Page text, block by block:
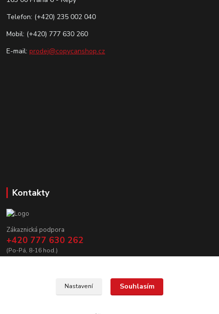
Telefon: (+420) 235 002 040
Mobil: (+420) 777 630 260
E-mail: prodej@copycanshop.cz
Kontakty
Zákaznická podpora
+420 777 630 262
(Po-Pá, 8-16 hod.)
Nastavení Souhlasím